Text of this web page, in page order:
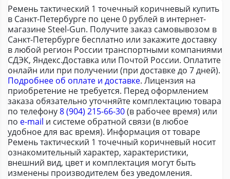
Ремень тактический 1 точечный коричневый купить
в Санкт-Петербурге по цене 0 рублей в интернет-
магазине Steel-Gun. Получите заказ самовывозом в
Санкт-Петербурге бесплатно или закажите доставку
в любой регион России транспортными компаниями
СДЭК, Яндекс.Доставка или Почтой России. Оплатите
онлайн или при получении (при доставке до 7 дней).
Подробнее об оплате и доставке. Лицензия на
приобретение не требуется. Перед оформлением
заказа обязательно уточняйте комплектацию товара
по телефону8 (904) 215-66-30(в рабочее время) или
по e-mail и системе обратной связи (в любое
удобное для вас время). Информация от товаре
Ремень тактический 1 точечный коричневый носит
ознакомительный характер, характеристики,
внешний вид, цвет и комплектация могут быть
изменены производителем без уведомления.